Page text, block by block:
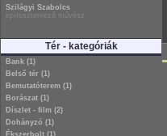
Szilágyi Szabolcs
építésztervező művész
Tér - kategóriák
Bank (1)
Belső tér (1)
Bemutatóterem (1)
Borászat (1)
Díszlet - film (2)
Dohányzó (1)
Ékszerbolt (1)